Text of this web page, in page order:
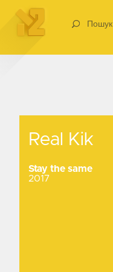
Пошук
Real Kik
Stay the same
2017